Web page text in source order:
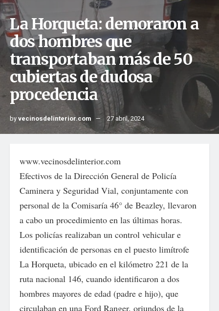
La Horqueta: demoraron a
dos hombres que
transportaban más de 50
cubiertas de dudosa
procedencia
byvecinosdelinterior.com 27 abril, 2024
www.vecinosdelinterior.com
Efectivos de la Dirección General de Policía
Caminera y Seguridad Vial, conjuntamente con
personal de la Comisaría 46° de Beazley, llevaron
a cabo un procedimiento en las últimas horas.
Los policías realizaban un control vehicular e
identificación de personas en el puesto limítrofe
La Horqueta, ubicado en el kilómetro 221 de la
ruta nacional 146, cuando identificaron a dos
hombres mayores de edad (padre e hijo), que
circulaban en una Ford Ranger, oriundos de la